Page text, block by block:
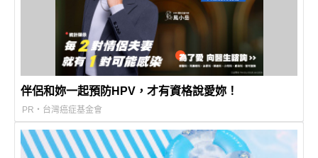
伴侶和妳一起預防HPV，才有資格說愛妳！
PR・台灣癌症基金會